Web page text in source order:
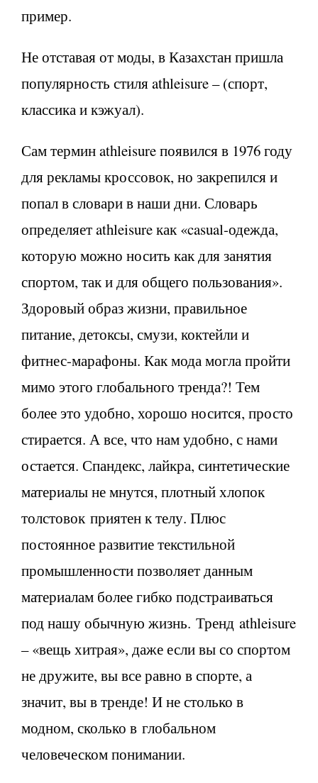
пример.
Не отставая от моды, в Казахстан пришла
популярность стиля athleisure – (спорт,
классика и кэжуал).
Сам термин athleisure появился в 1976 году
для рекламы кроссовок, но закрепился и
попал в словари в наши дни. Словарь
определяет athleisure как «casual-одежда,
которую можно носить как для занятия
спортом, так и для общего пользования».
Здоровый образ жизни, правильное
питание, детоксы, смузи, коктейли и
фитнес-марафоны. Как мода могла пройти
мимо этого глобального тренда?! Тем
более это удобно, хорошо носится, просто
стирается. А все, что нам удобно, с нами
остается. Спандекс, лайкра, синтетические
материалы не мнутся, плотный хлопок
толстовок приятен к телу. Плюс
постоянное развитие текстильной
промышленности позволяет данным
материалам более гибко подстраиваться
под нашу обычную жизнь. Тренд athleisure
– «вещь хитрая», даже если вы со спортом
не дружите, вы все равно в спорте, а
значит, вы в тренде! И не столько в
модном, сколько в глобальном
человеческом понимании.